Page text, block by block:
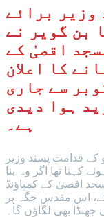
وزیر برائے
بن گویر نے
اقصیٰ کے
کا اعلان
سے جاری
ہوا دیدی
ہے۔
کے قدامت پسند وزیر
کہنا تھا اگر وہ بنا
اقصیٰ کے کمپاؤنڈ
اس مقدس جگہ پر
جھنڈا بھی لگاؤں گا۔